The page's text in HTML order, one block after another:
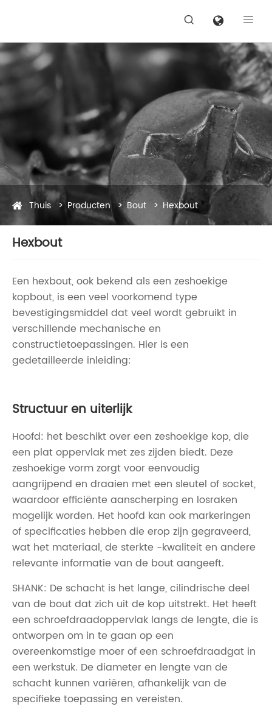
 
Thuis Producten Bout Hexbout
Hexbout
Een hexbout, ook bekend als een zeshoekige
kopbout, is een veel voorkomend type
bevestigingsmiddel dat veel wordt gebruikt in
verschillende mechanische en
constructietoepassingen. Hier is een
gedetailleerde inleiding:
Structuur en uiterlijk
Hoofd: het beschikt over een zeshoekige kop, die
een plat oppervlak met zes zijden biedt. Deze
zeshoekige vorm zorgt voor eenvoudig
aangrijpend en draaien met een sleutel of socket,
waardoor efficiënte aanscherping en losraken
mogelijk worden. Het hoofd kan ook markeringen
of specificaties hebben die erop zijn gegraveerd,
wat het materiaal, de sterkte -kwaliteit en andere
relevante informatie van de bout aangeeft.
SHANK: De schacht is het lange, cilindrische deel
van de bout dat zich uit de kop uitstrekt. Het heeft
een schroefdraadoppervlak langs de lengte, die is
ontworpen om in te gaan op een
overeenkomstige moer of een schroefdraadgat in
een werkstuk. De diameter en lengte van de
schacht kunnen variëren, afhankelijk van de
specifieke toepassing en vereisten.